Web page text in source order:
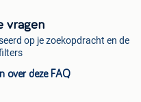
vragen
op je zoekopdracht en de
over deze FAQ